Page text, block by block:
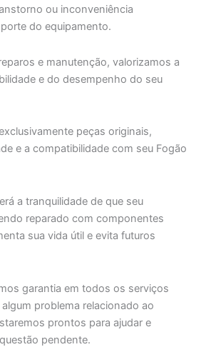
ou inconveniência
do equipamento.
e manutenção, valorizamos a
e do desempenho do seu
peças originais,
e a compatibilidade com seu Fogão
a tranquilidade de que seu
reparado com componentes
sua vida útil e evita futuros
garantia em todos os serviços
problema relacionado ao
prontos para ajudar e
pendente.